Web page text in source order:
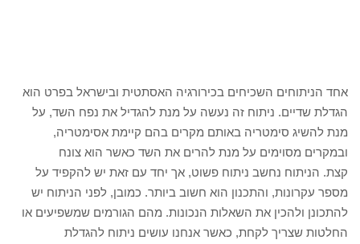
אחד הניתוחים השכיחים בכירורגיה האסתטית ובישראל בפרט הוא
הגדלת שדיים. ניתוח זה נעשה על מנת להגדיל את נפח השד, על
מנת להשיג סימטריה באותם מקרים בהם קיימת אסימטריה,
ובמקרים מסוימים על מנת להרים את השד כאשר הוא צונח
קצת. הניתוח נחשב ניתוח פשוט, אך יחד עם זאת יש להקפיד על
מספר עקרונות, והתכנון הוא חשוב ביותר. כמובן, לפני הניתוח יש
להתכונן ולהכין את השאלות הנכונות. מהם הגורמים שמשפיעים או
החלטות שצריך לקחת, כאשר אנחנו עושים ניתוח להגדלת